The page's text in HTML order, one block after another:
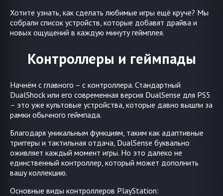
Хотите узнать, как сделать любимые игры ещё круче? Мы
собрали список устройств, которые добавят драйва и
новых ощущений в каждую минуту геймплея.
Контроллеры и геймпады
Начнём с главного – с контроллера. Стандартный
DualShock или его современная версия DualSense для PS5
– это уже культовые устройства, которые давно вышли за
рамки обычного геймпада.
Благодаря уникальным функциям, таким как адаптивные
триггеры и тактильная отдача, DualSense буквально
оживляет каждый момент игры. Но это далеко не
единственный контроллер, который может дополнить
вашу коллекцию.
Основные виды контроллеров PlayStation: